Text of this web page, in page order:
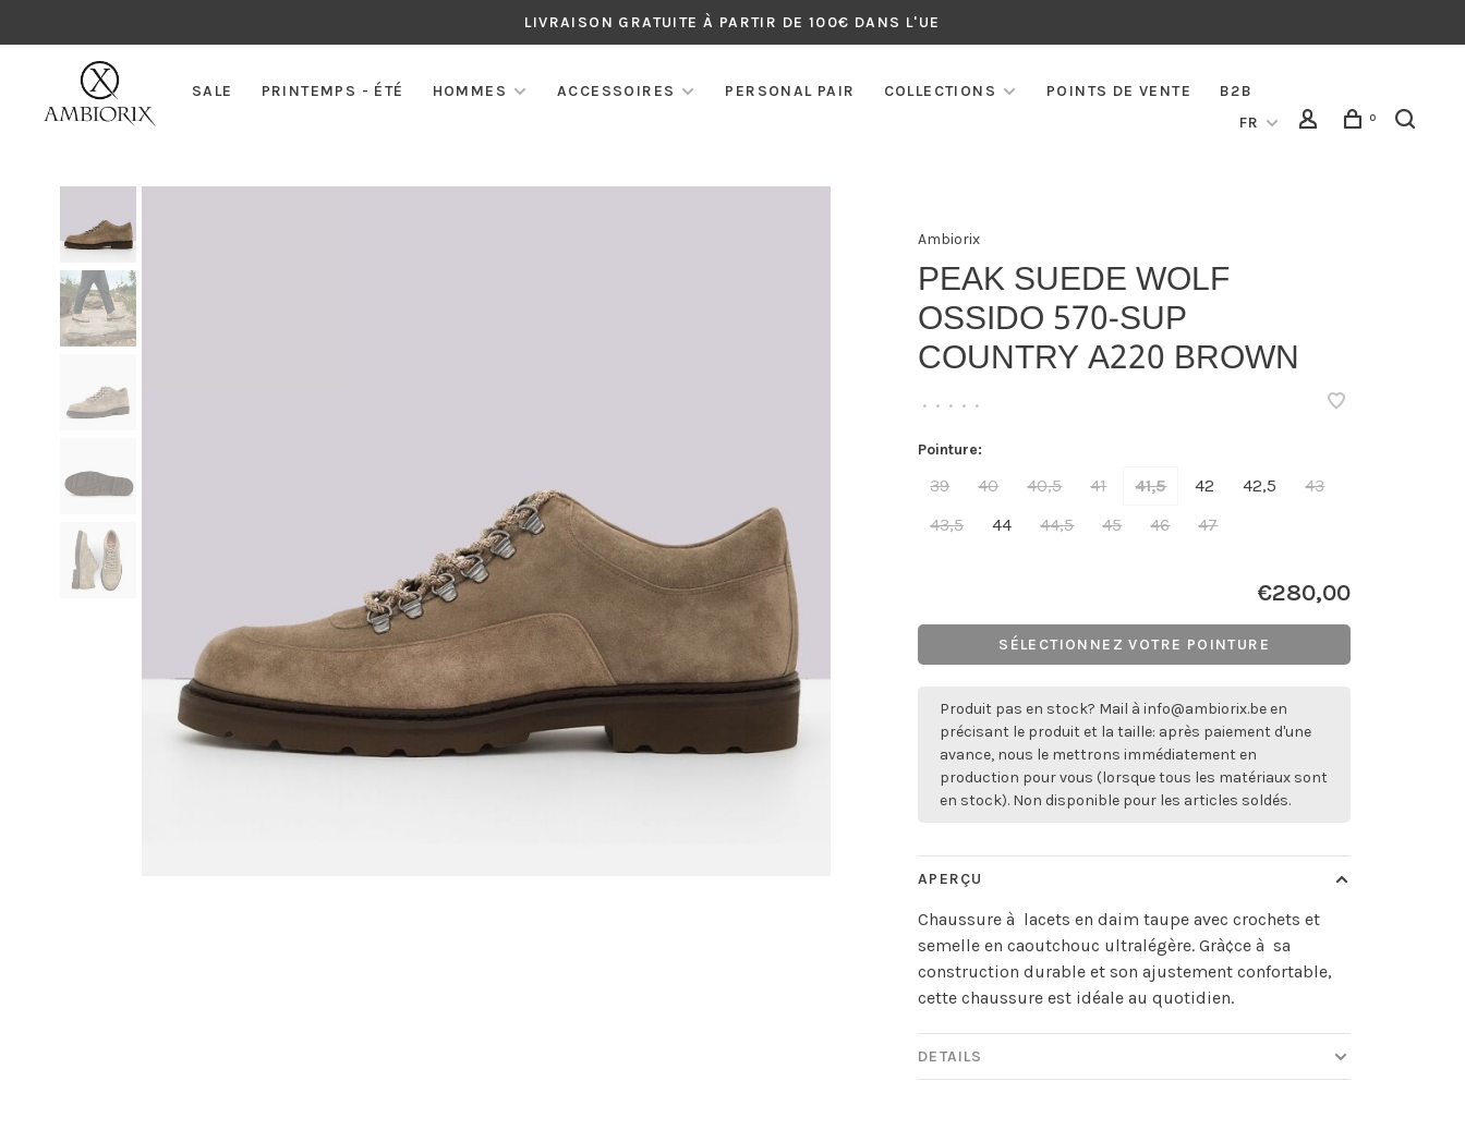
LIVRAISON GRATUITE À PARTIR DE 100€ DANS L'UE
SALE PRINTEMPS - ÉTÉ HOMMES ACCESSOIRES PERSONAL PAIR COLLECTIONS POINTS DE VENTE
B2B
FR
0
Ambiorix
PEAK SUEDE WOLF
OSSIDO 570-SUP
COUNTRY A220 BROWN
• • • • •
Pointure:
39 40 40,5 41 41,5 42 42,5
43
43,5
44 44,5 45 46 47
€280,00
SÉLECTIONNEZ VOTRE POINTURE
Produit pas en stock? Mail àinfo@ambiorix.be en
précisant le produit et la taille: après paiement d'une
avance, nous le mettrons immédiatement en
production pour vous (lorsque tous les matériaux sont
en stock). Non disponible pour les articles soldés.
APERÇU
Chaussure à lacets en daim taupe avec crochets et
semelle en caoutchouc ultralégère. Grà¢ce à sa
construction durable et son ajustement confortable,
cette chaussure est idéale au quotidien.
DETAILS